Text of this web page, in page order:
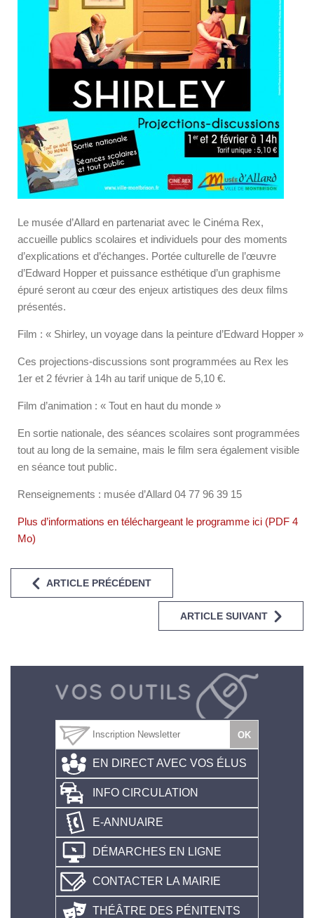
Le musée d’Allard en partenariat avec le Cinéma Rex,
accueille publics scolaires et individuels pour des moments
d’explications et d’échanges. Portée culturelle de l’œuvre
d’Edward Hopper et puissance esthétique d’un graphisme
épuré seront au cœur des enjeux artistiques des deux films
présentés.
Film : « Shirley, un voyage dans la peinture d’Edward Hopper »
Ces projections-discussions sont programmées au Rex les
1er et 2 février à 14h au tarif unique de 5,10 €.
Film d’animation : « Tout en haut du monde »
En sortie nationale, des séances scolaires sont programmées
tout au long de la semaine, mais le film sera également visible
en séance tout public.
Renseignements : musée d’Allard 04 77 96 39 15
Plus d’informations en téléchargeant le programme ici (PDF 4
Mo)
ARTICLE PRÉCÉDENT
ARTICLE SUIVANT
EN DIRECT AVEC VOS ÉLUS
INFO CIRCULATION
E-ANNUAIRE
DÉMARCHES EN LIGNE
CONTACTER LA MAIRIE
THÉÂTRE DES PÉNITENTS